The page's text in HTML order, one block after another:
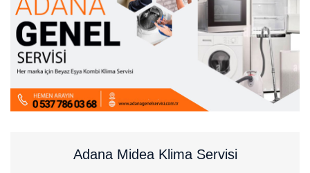
Adana Midea Klima Servisi